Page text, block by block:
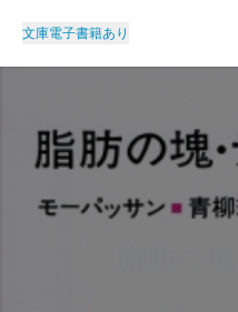
文庫電子書籍あり